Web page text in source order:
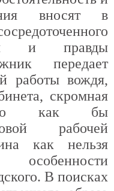
вносят в
и правды
передает
работы вождя,
скромная
как бы
рабочей
как нельзя
В поисках